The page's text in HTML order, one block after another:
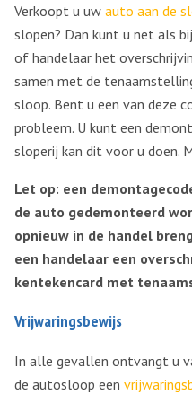
Verkoopt u uw auto aan de
slopen? Dan kunt u net als
of handelaar het
samen met de
sloop. Bent u een van deze
probleem. U kunt een
sloperij kan dit voor u doen.
Let op: een
de auto gedemonteerd
opnieuw in de handel
een handelaar een
kentekencard met
Vrijwaringsbewijs
In alle gevallen ontvangt u
de autosloop een